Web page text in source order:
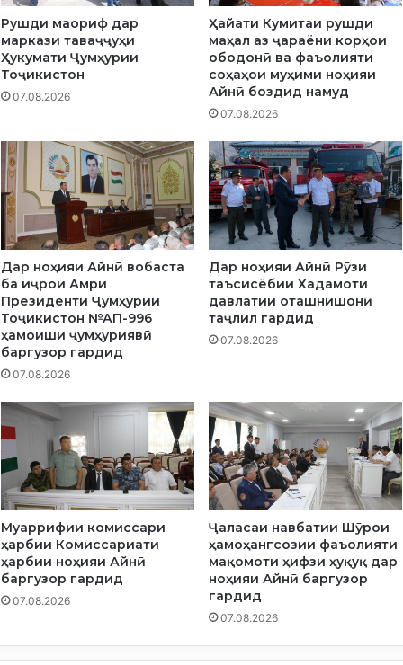
о
д
а
ш
у
д
и
я
и
А
н
Рушди маориф дар
маркази таваҷҷуҳи
Ҳукумати Ҷумҳурии
Тоҷикистон
07.08.2026
Ҳайати Кумитаи рушди
маҳал аз ҷараёни корҳои
ободонӣ ва фаъолияти
соҳаҳои муҳими ноҳияи
Айнӣ боздид намуд
07.08.2026
Дар ноҳияи Айнӣ вобаста
ба иҷрои Амри
Президенти Ҷумҳурии
Тоҷикистон №АП-996
ҳамоиши ҷумҳуриявӣ
баргузор гардид
07.08.2026
Дар ноҳияи Айнӣ Рӯзи
таъсисёбии Хадамоти
давлатии оташнишонӣ
таҷлил гардид
07.08.2026
Муаррифии комиссари
ҳарбии Комиссариати
ҳарбии ноҳияи Айнӣ
баргузор гардид
07.08.2026
Ҷаласаи навбатии Шӯрои
ҳамоҳангсозии фаъолияти
мақомоти ҳифзи ҳуқуқ дар
ноҳияи Айнӣ баргузор
гардид
07.08.2026